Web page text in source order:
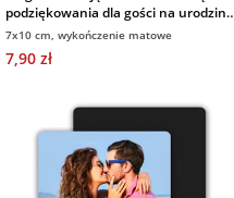
podziękowania dla gości na urodziny
7x10 cm wykończenie matowe
7x10 cm, wykończenie matowe
7,90 zł